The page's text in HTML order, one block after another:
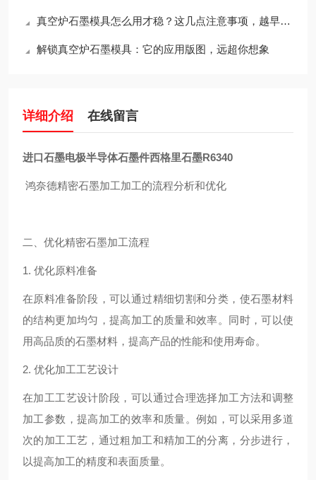
真空炉石墨模具怎么用才稳？这几点注意事项，越早知道越省心
解锁真空炉石墨模具：它的应用版图，远超你想象
详细介绍 在线留言
进口石墨电极半导体石墨件西格里石墨R6340
鸿奈德精密石墨加工加工的流程分析和优化
二、优化精密石墨加工流程
1. 优化原料准备
在原料准备阶段，可以通过精细切割和分类，使石墨材料
的结构更加均匀，提高加工的质量和效率。同时，可以使
用高品质的石墨材料，提高产品的性能和使用寿命。
2. 优化加工工艺设计
在加工工艺设计阶段，可以通过合理选择加工方法和调整
加工参数，提高加工的效率和质量。例如，可以采用多道
次的加工工艺，通过粗加工和精加工的分离，分步进行，
以提高加工的精度和表面质量。